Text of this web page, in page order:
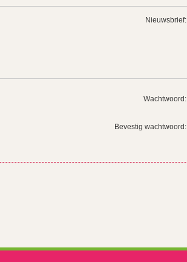
Nieuwsbrief:
Wachtwoord:
Bevestig wachtwoord: